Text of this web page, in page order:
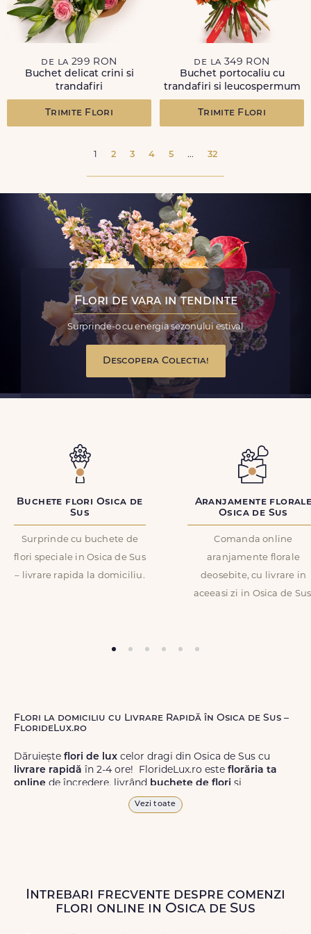
de la 299 RON
Buchet delicat crini si
trandafiri
Trimite Flori
de la 349 RON
Buchet portocaliu cu
trandafiri si leucospermum
Trimite Flori
1 2 3 4 5 ... 32
Flori de vara in tendinte
Surprinde-o cu energia sezonului estival
Descopera Colectia!
Buchete flori Osica de
Sus
Surprinde cu buchete de
flori speciale in Osica de Sus
– livrare rapida la domiciliu.
Aranjamente
Osica de Sus
Comanda online
aranjamente florale
deosebite, cu livrare in
aceeasi zi in Osica de
Flori la domiciliu cu Livrare Rapidă în Osica de Sus –
FlorideLux.ro
Dăruiește flori de lux celor dragi din Osica de Sus cu
livrare rapidă în 2-4 ore! FlorideLux.ro este florăria ta
online de încredere, livrând buchete de flori și
de calitate superioară în Osica de
Sus și în toată România.
Livrăm buchete de florichiar și în weekend, pentru ca tu
Vezi toate
Intrebari frecvente despre comenzi
flori online in Osica de Sus